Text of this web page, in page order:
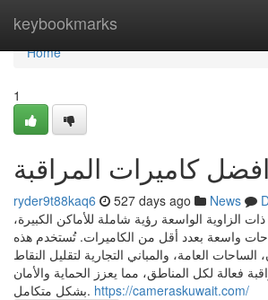
keybookmarks
Home
Home
1
افضل كاميرات المراقبة
ryder9t88kaq6 527 days ago News
الزاوية الواسعة رؤية شاملة للأماكن الكبيرة،
واسعة بعدد أقل من الكاميرات. تُستخدم هذه
العامة، والمباني التجارية لتقليل النقاط
فعالة لكل المناطق، مما يعزز الحماية والأمان
بشكل متكامل. https://cameraskuwait.com/